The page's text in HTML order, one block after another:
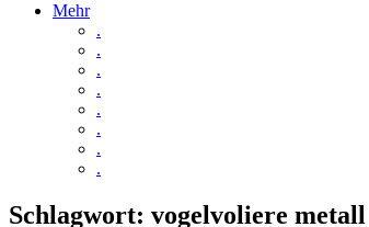
Mehr
.
.
.
.
.
.
.
.
Schlagwort: vogelvoliere metall